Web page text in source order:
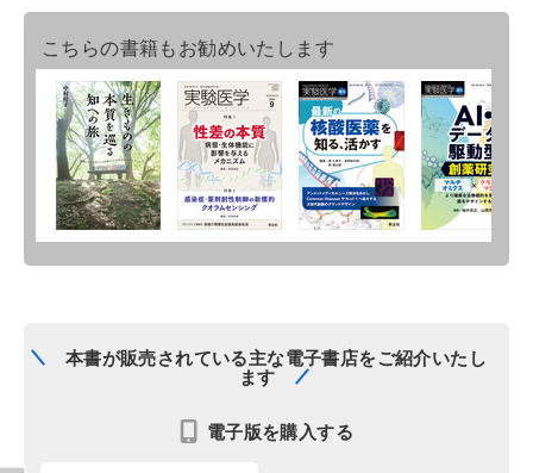
こちらの書籍もお勧めいたします
本書が販売されている主な電子書店をご紹介いたし
ます
電子版を購入する